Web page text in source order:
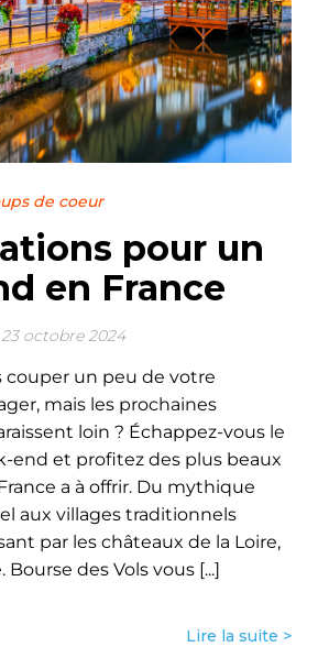
de coeur
pour un
en France
octobre 2024
couper un peu de votre
mais les prochaines
loin ? Échappez-vous le
end et profitez des plus beaux
a à offrir. Du mythique
aux villages traditionnels
par les châteaux de la Loire,
des Vols vous [...]
Lire la suite >